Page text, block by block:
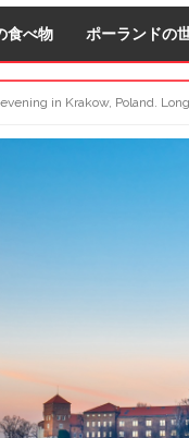
食べ物 ポーランドの
in Krakow, Poland.